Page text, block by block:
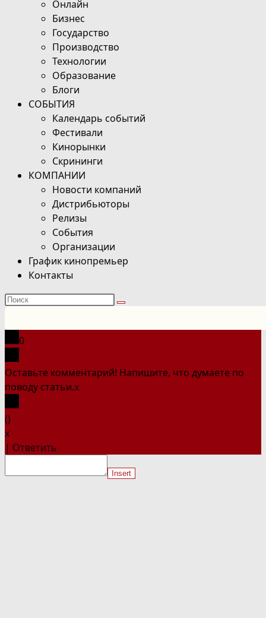
Онлайн
Бизнес
Государство
Производство
Технологии
Образование
Блоги
СОБЫТИЯ
Календарь событий
Фестивали
Кинорынки
Скрининги
КОМПАНИИ
Новости компаний
Дистрибьюторы
Релизы
События
Организации
График кинопремьер
Контакты
Поиск
сайте
0
Оставьте комментарий! Напишите, что думаете по
поводу статьи.x
()
x
| Ответить
Insert